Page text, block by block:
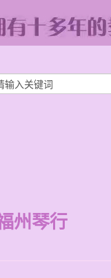
州琴行